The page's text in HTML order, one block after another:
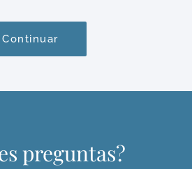
Continuar
preguntas?